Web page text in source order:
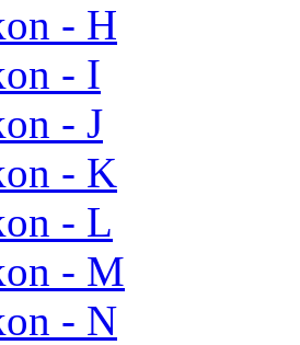
- H
- I
- J
- K
- L
- M
- N